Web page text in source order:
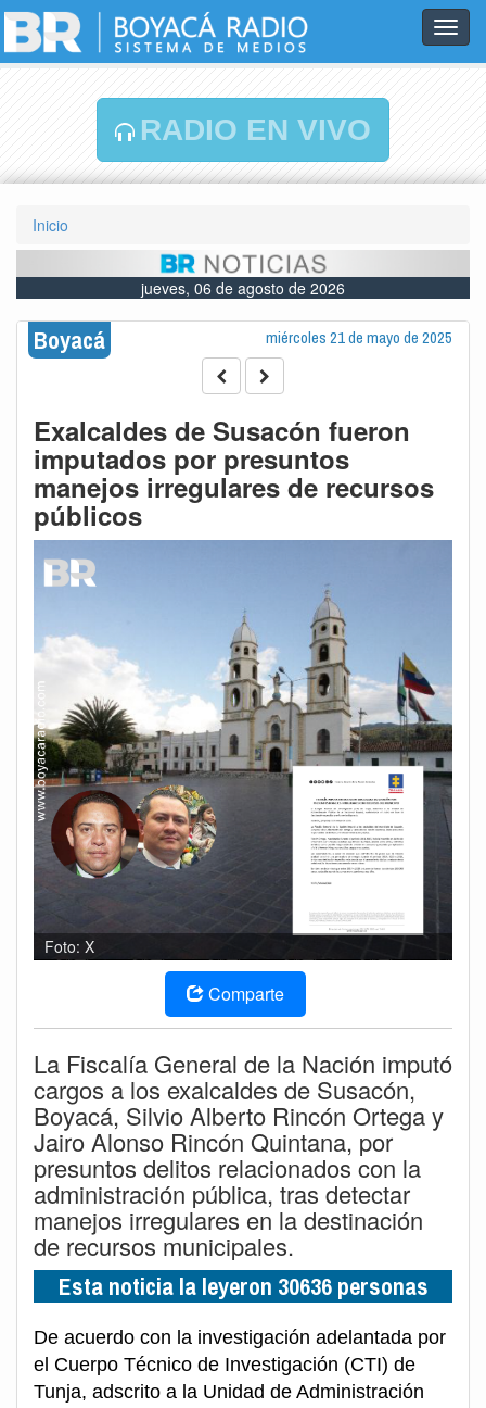
RADIO EN VIVO
Inicio
jueves, 06 de agosto de 2026
Boyacá miércoles 21 de mayo de 2025
Exalcaldes de Susacón fueron
imputados por presuntos
manejos irregulares de recursos
públicos
Foto: X
Comparte
La Fiscalía General de la Nación imputó
cargos a los exalcaldes de Susacón,
Boyacá, Silvio Alberto Rincón Ortega y
Jairo Alonso Rincón Quintana, por
presuntos delitos relacionados con la
administración pública, tras detectar
manejos irregulares en la destinación
de recursos municipales.
Esta noticia la leyeron 30636 personas
De acuerdo con la investigación adelantada por
el Cuerpo Técnico de Investigación (CTI) de
Tunja, adscrito a la Unidad de Administración